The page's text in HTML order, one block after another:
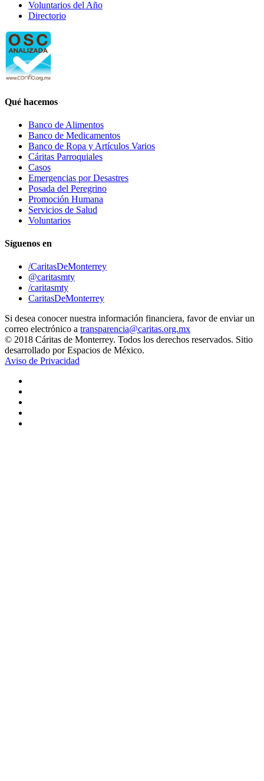
Voluntarios del Año
Directorio
Qué hacemos
Banco de Alimentos
Banco de Medicamentos
Banco de Ropa y Artículos Varios
Cáritas Parroquiales
Casos
Emergencias por Desastres
Posada del Peregrino
Promoción Humana
Servicios de Salud
Voluntarios
Síguenos en
/CaritasDeMonterrey
@caritasmty
/caritasmty
CaritasDeMonterrey
Si desea conocer nuestra información financiera, favor de enviar un
correo electrónico a transparencia@caritas.org.mx
© 2018 Cáritas de Monterrey. Todos los derechos reservados. Sitio
desarrollado por Espacios de México.
Aviso de Privacidad